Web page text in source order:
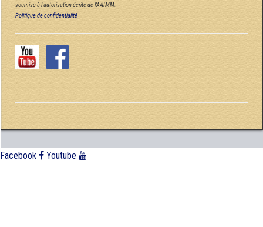
soumise à l'autorisation écrite de l'AAIMM.
Politique de confidentialité
Facebook Youtube